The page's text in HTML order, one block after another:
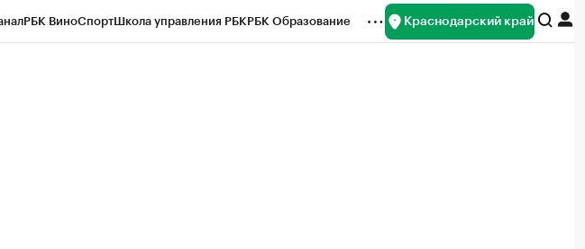
РБК ВиноСпортШкола управления РБКРБК Образование Краснодарский край